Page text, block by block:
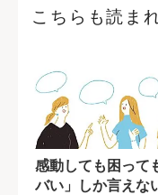
こちらも読ま
感動しても困って
バい」しか言え